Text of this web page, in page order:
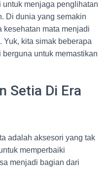
menjaga penglihatan
Di dunia yang semakin
kesehatan mata menjadi
Yuk, kita simak beberapa
untuk memastikan
Setia Di Era
adalah aksesori yang tak
memperbaiki
menjadi bagian dari